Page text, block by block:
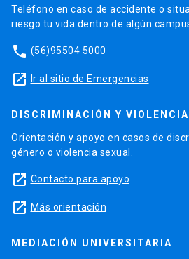
Teléfono en caso de accidente o
riesgo tu vida dentro de algún
phone (56)95504 5000
launch Ir al sitio de Emergencias
DISCRIMINACIÓN Y VIOLENCIA
Orientación y apoyo en casos de
género o violencia sexual.
launch Contacto para apoyo
launch Más orientación
MEDIACIÓN UNIVERSITARIA